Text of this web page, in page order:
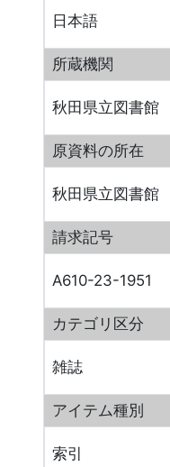
日本語
所蔵機関
秋田県立図書館
原資料の所在
秋田県立図書館
請求記号
A610-23-1951
カテゴリ区分
雑誌
アイテム種別
索引